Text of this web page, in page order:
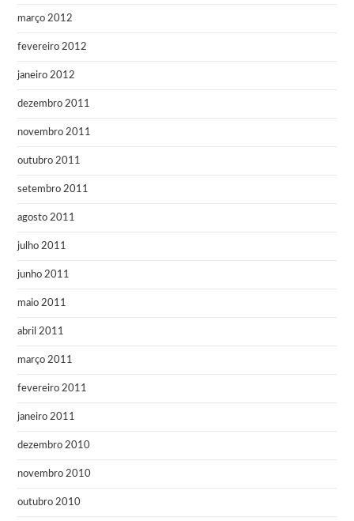
março 2012
fevereiro 2012
janeiro 2012
dezembro 2011
novembro 2011
outubro 2011
setembro 2011
agosto 2011
julho 2011
junho 2011
maio 2011
abril 2011
março 2011
fevereiro 2011
janeiro 2011
dezembro 2010
novembro 2010
outubro 2010